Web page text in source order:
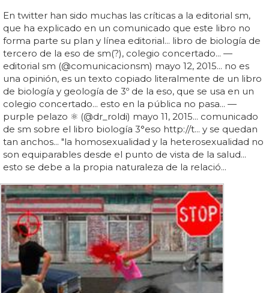
En twitter han sido muchas las críticas a la editorial sm,
que ha explicado en un comunicado que este libro no
forma parte su plan y línea editorial... libro de biología de
tercero de la eso de sm(?), colegio concertado... —
editorial sm (@comunicacionsm) mayo 12, 2015... no es
una opinión, es un texto copiado literalmente de un libro
de biología y geología de 3º de la eso, que se usa en un
colegio concertado... esto en la pública no pasa... —
purple pelazo ⚛ (@dr_roldi) mayo 11, 2015... comunicado
de sm sobre el libro biología 3°eso http://t... y se quedan
tan anchos... "la homosexualidad y la heterosexualidad no
son equiparables desde el punto de vista de la salud...
esto se debe a la propia naturaleza de la relació...